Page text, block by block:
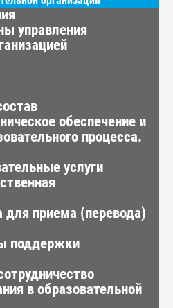
управления
обеспечение и
процесса.
услуги
приема (перевода)
поддержки
в образовательной